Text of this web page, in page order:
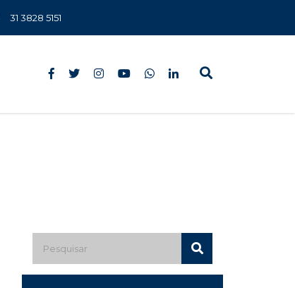
31 3828 5151